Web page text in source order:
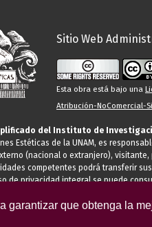
garantizar que obtenga la
Sitio Web
Esta obra está bajo una
Atribución-NoComercial-
del Instituto de
Estéticas de la UNAM, es
(nacional o extranjero),
competentes podrá transferir
de privacidad integral se puede